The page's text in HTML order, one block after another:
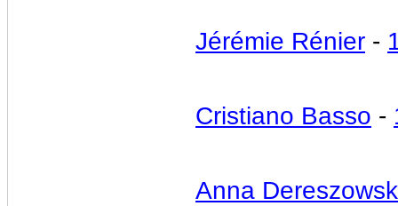
Jérémie Rénier -
Cristiano Basso -
Anna